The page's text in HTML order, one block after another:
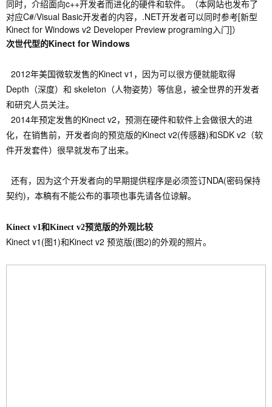
同时， 介绍面向c++开发者而进化的硬件和软件。（本网站也发布了
对应C#/Visual Basic开发者的内容， .NET开发者可以同时参考[新型
Kinect for Windows v2 Developer Preview programing入门]）
次世代型的Kinect for Windows
2012年美国微软发售的Kinect v1，因为可以很方便就能取得
Depth（深度）和 skeleton（人物姿势）等信息，被全世界的开发者
和研究人员关注。
2014年预定发售的Kinect v2， 预测在硬件和软件上会做很大的进
化， 在销售前， 开发者向的预览版的Kinect v2(传感器)和SDK v2（软
件开发套件）很早就发布了出来。
还有，因为这个开发者向的早期提供程序是必须签订NDA(密码保持
契约)，本稿有不能公布的事项也事先请各位谅解。
Kinect v1和Kinect v2预览版的外观比较
Kinect v1(图1)和Kinect v2 预览版(图2)的外观的照片。